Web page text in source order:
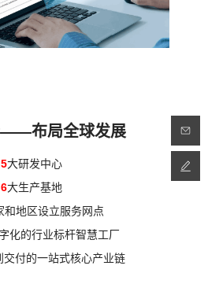
——布局全球发展
5大研发中心
6大生产基地
和地区设立服务网点
化的行业标杆智慧工厂
交付的一站式核心产业链